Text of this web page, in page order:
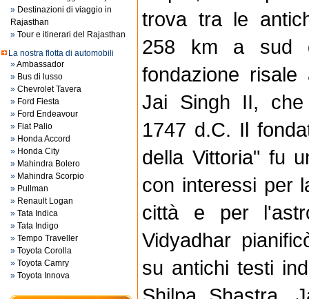
» Destinazioni di viaggio in
Rajasthan
» Tour e itinerari del Rajasthan
La nostra flotta di automobili
»Ambassador
» Bus di lusso
» Chevrolet Tavera
» Ford Fiesta
» Ford Endeavour
» Fiat Palio
» Honda Accord
» Honda City
» Mahindra Bolero
» Mahindra Scorpio
» Pullman
» Renault Logan
» Tata Indica
» Tata Indigo
» Tempo Traveller
» Toyota Corolla
» Toyota Camry
» Toyota Innova
trova tra le
258 km a sud
fondazione
Jai Singh II,
1747 d.C. Il
della Vittoria" fu
con interessi per
città e per
Vidyadhar
su antichi testi